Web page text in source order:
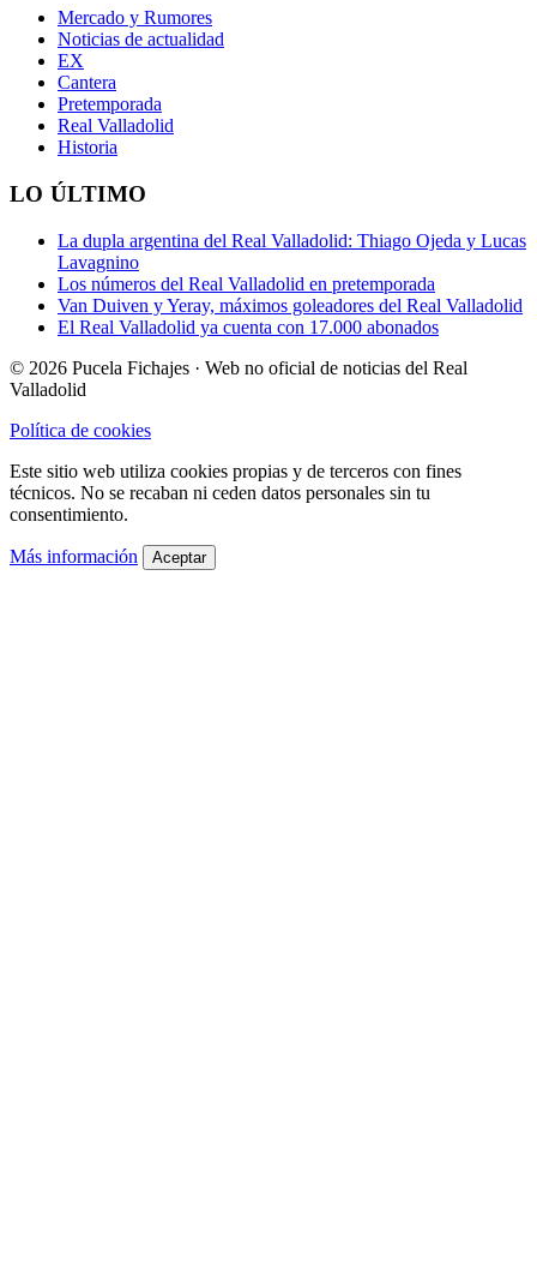
Mercado y Rumores
Noticias de actualidad
EX
Cantera
Pretemporada
Real Valladolid
Historia
LO ÚLTIMO
La dupla argentina del Real Valladolid: Thiago Ojeda y Lucas
Lavagnino
Los números del Real Valladolid en pretemporada
Van Duiven y Yeray, máximos goleadores del Real Valladolid
El Real Valladolid ya cuenta con 17.000 abonados
© 2026 Pucela Fichajes · Web no oficial de noticias del Real
Valladolid
Política de cookies
Este sitio web utiliza cookies propias y de terceros con fines
técnicos. No se recaban ni ceden datos personales sin tu
consentimiento.
Más información Aceptar